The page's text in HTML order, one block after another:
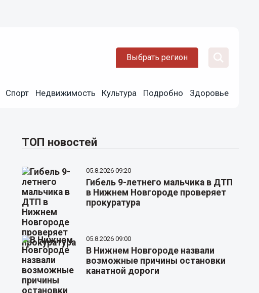
Выбрать регион
Спорт Недвижимость Культура Подробно Здоровье
ТОП новостей
05.8.2026 09:20
Гибель 9-летнего мальчика в ДТП
в Нижнем Новгороде проверяет
прокуратура
05.8.2026 09:00
В Нижнем Новгороде назвали
возможные причины остановки
канатной дороги